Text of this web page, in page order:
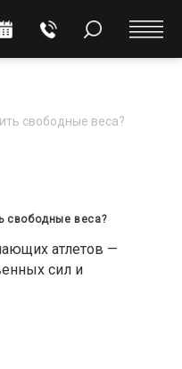
свободные веса?
свободные веса?
атлетов —
сил и